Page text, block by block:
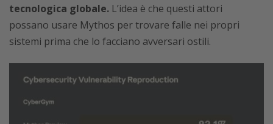
tecnologica globale. L’idea è che questi attori
possano usare Mythos per trovare falle nei propri
sistemi prima che lo facciano avversari ostili.